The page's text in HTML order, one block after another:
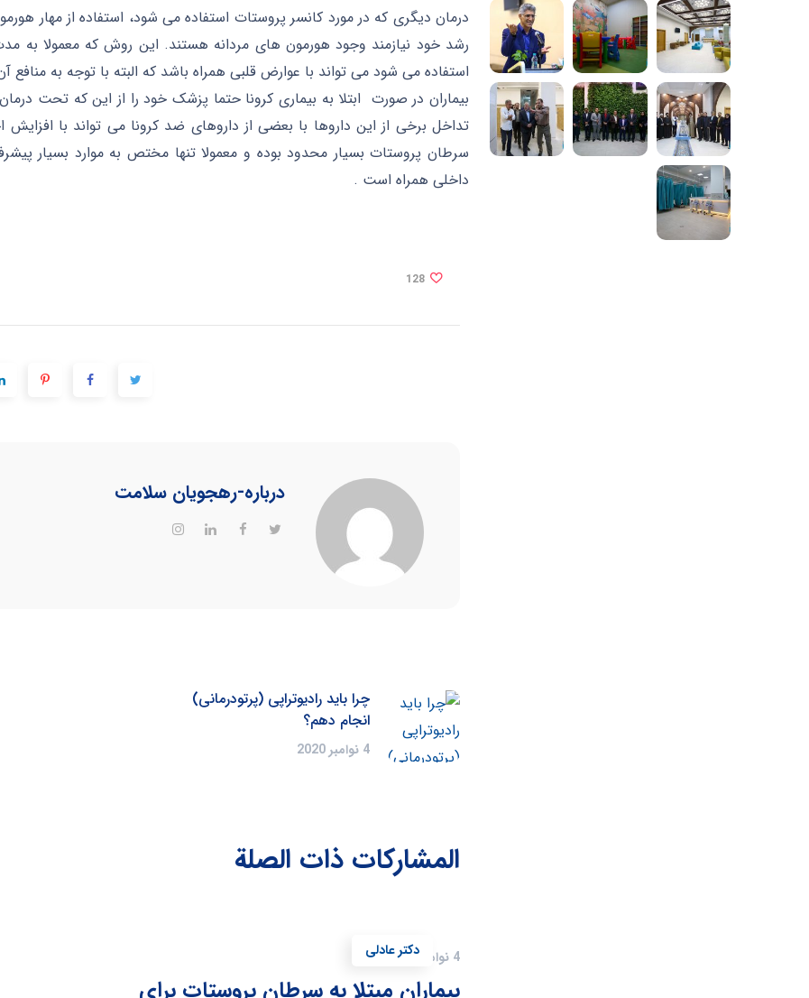
درمان دیگری که در مورد کانسر پروستات استفاده می شود، استفاده از مهار
استفاده می شود می تواند با عوارض قلبی همراه باشد که البته با توجه به
بیماران در صورت ابتلا به بیماری کرونا حتما پزشک خود را از این که تحت
تداخل برخی از این داروها با بعضی از داروهای ضد کرونا می تواند با
سرطان پروستات بسیار محدود بوده و معمولا تنها مختص به موارد بسیار
داخلی همراه است .
128
درباره-رهجویان سلامت
چرا باید رادیوتراپی (پرتودرمانی)
انجام دهم؟
4 نوامبر 2020
المشاركات ذات الصلة
دکتر عادلی 4 نوامبر 2020
بیماران مبتلا به سرطان پروستات برای